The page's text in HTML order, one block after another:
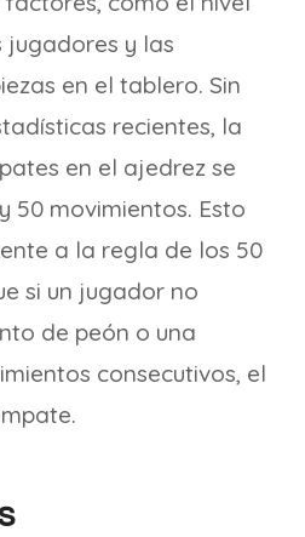
jugadores y las
en el tablero. Sin
recientes, la
en el ajedrez se
50 movimientos. Esto
a la regla de los 50
si un jugador no
de peón o una
consecutivos, el